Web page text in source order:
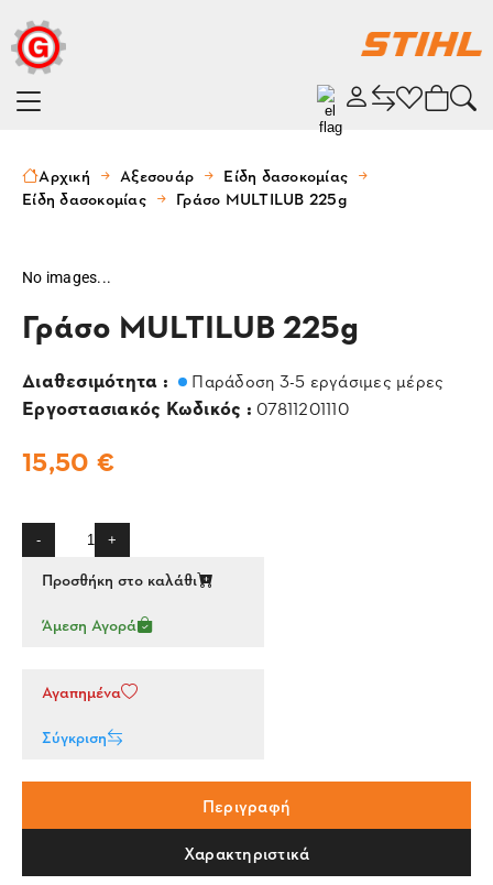
Αρχική Αξεσουάρ
Είδη δασοκομίας
Είδη δασοκομίας
Γράσο MULTILUB 225g
No images...
Γράσο MULTILUB 225g
Διαθεσιμότητα : Παράδοση 3-5 εργάσιμες μέρες
Εργοστασιακός Κωδικός : 07811201110
15,50 €
- +
Προσθήκη στο καλάθι
Άμεση Αγορά
Αγαπημένα
Σύγκριση
Περιγραφή
Χαρακτηριστικά